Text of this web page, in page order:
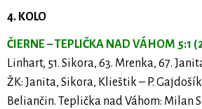
4. KOLO
ČIERNE – TEPLIČKA NAD VÁHOM 5:1
Linhart, 51. Sikora, 63. Mrenka, 67.
ŽK: Janita, Sikora, Klieštik – P.
Beliančin. Teplička nad Váhom: Milan